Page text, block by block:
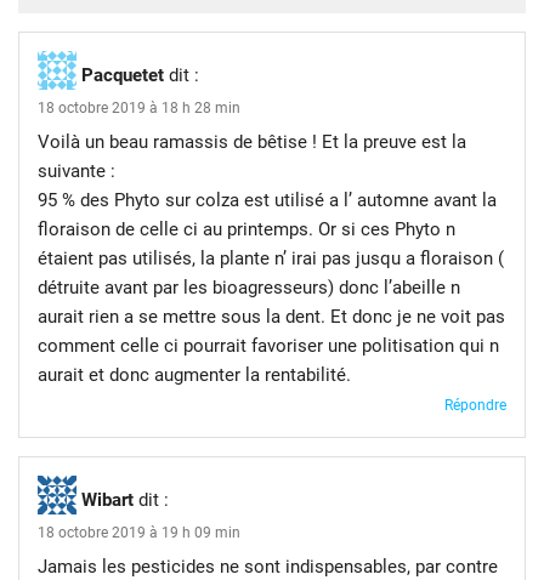
Pacquetet dit :
18 octobre 2019 à 18 h 28 min
Voilà un beau ramassis de bêtise ! Et la preuve est la
suivante :
95 % des Phyto sur colza est utilisé a l’ automne avant la
floraison de celle ci au printemps. Or si ces Phyto n
étaient pas utilisés, la plante n’ irai pas jusqu a floraison (
détruite avant par les bioagresseurs) donc l’abeille n
aurait rien a se mettre sous la dent. Et donc je ne voit pas
comment celle ci pourrait favoriser une politisation qui n
aurait et donc augmenter la rentabilité.
Répondre
Wibart dit :
18 octobre 2019 à 19 h 09 min
Jamais les pesticides ne sont indispensables, par contre